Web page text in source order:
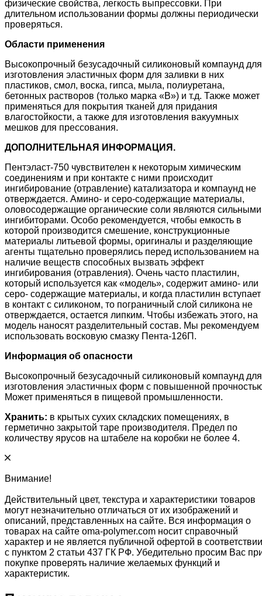
физические свойства, легкость выпрессовки. При
длительном использовании формы должны периодически
проверяться.
Области применения
Высокопрочный безусадочный силиконовый компаунд для
изготовления эластичных форм для заливки в них
пластиков, смол, воска, гипса, мыла, полиуретана,
бетонных растворов (только марка «В») и т.д. Также может
применяться для покрытия тканей для придания
влагостойкости, а также для изготовления вакуумных
мешков для прессования.
ДОПОЛНИТЕЛЬНАЯ ИНФОРМАЦИЯ.
Пентэласт-750 чувствителен к некоторым химическим
соединениям и при контакте с ними происходит
ингибирование (отравление) катализатора и компаунд не
отверждается. Амино- и серо-содержащие материалы,
оловосодержащие органические соли являются сильными
ингибиторами. Особо рекомендуется, чтобы емкость в
которой производится смешение, конструкционные
материалы литьевой формы, оригиналы и разделяющие
агенты тщательно проверялись перед использованием на
наличие веществ способных вызвать эффект
ингибирования (отравления). Очень часто пластилин,
который используется как «модель», содержит амино- или
серо- содержащие материалы, и когда пластилин вступает
в контакт с силиконом, то пограничный слой силикона не
отверждается, остается липким. Чтобы избежать этого, на
модель наносят разделительный состав. Мы рекомендуем
использовать восковую смазку Пента-126П.
Информация об опасности
Высокопрочный безусадочный силиконовый компаунд для
изготовления эластичных форм с повышенной
Может применяться в пищевой промышленности.
Хранить: в крытых сухих складских помещениях, в
герметично закрытой таре производителя. Предел по
количеству ярусов на штабеле на коробки не более 4.
Внимание!
Действительный цвет, текстура и характеристики товаров
могут незначительно отличаться от их изображений и
описаний, представленных на сайте. Вся информация о
товарах на сайте oma-polymer.com носит справочный
характер и не является публичной офертой в соответствии
с пунктом 2 статьи 437 ГК РФ. Убедительно просим Вас
покупке проверять наличие желаемых функций и
характеристик.